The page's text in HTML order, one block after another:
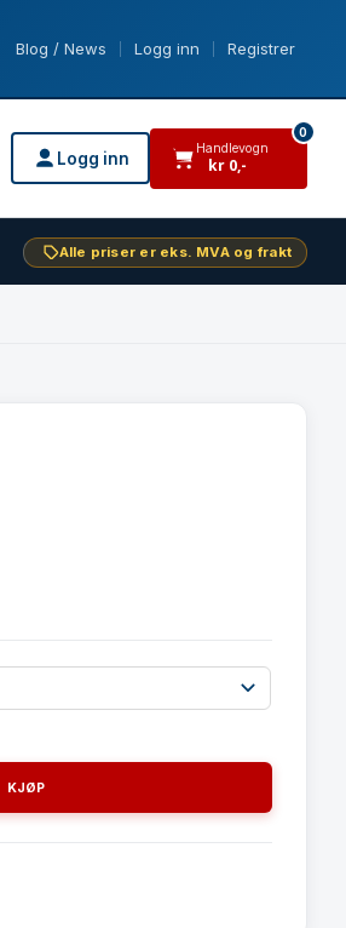
Blog / News Logg inn Registrer
Logg inn
0
varer i handlevogn
Handlevogn
kr0,-
Alle priser er eks. MVA og frakt
KJØP